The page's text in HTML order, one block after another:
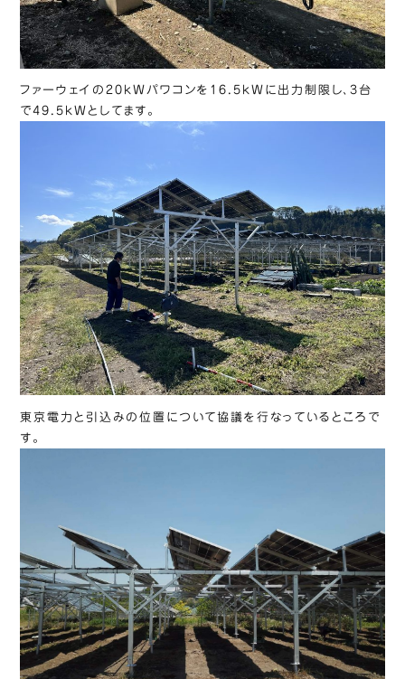
ファーウェイの20kWパワコンを16.5kWに出力制限し、3台
で49.5kWとしてます。
東京電力と引込みの位置について協議を行なっているところで
す。